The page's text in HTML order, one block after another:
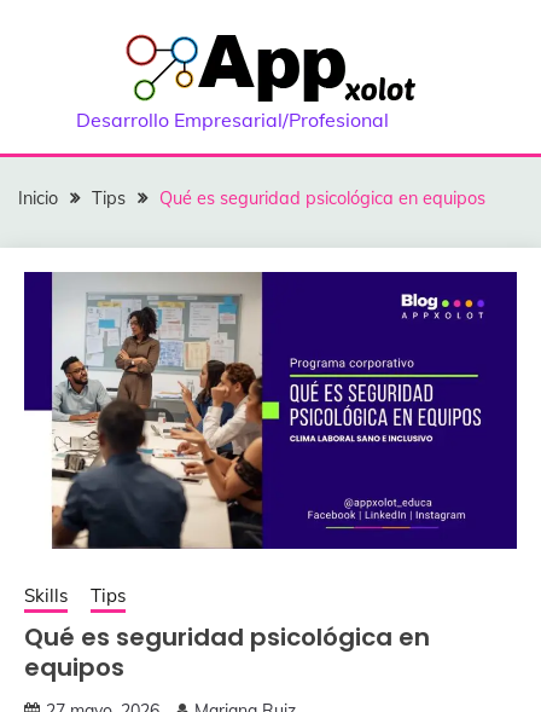
Desarrollo Empresarial/Profesional
Inicio Tips Qué es seguridad psicológica en equipos
Skills Tips
Qué es seguridad psicológica en
equipos